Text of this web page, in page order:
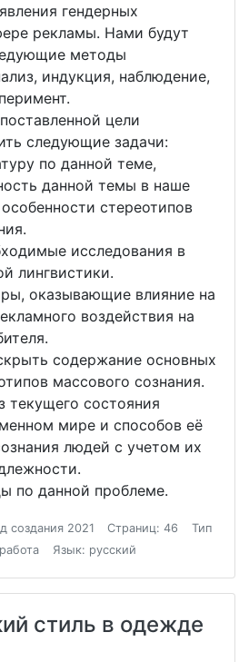
гендерных
рекламы. Нами будут
методы
индукция, наблюдение,
цели
следующие задачи:
по данной теме,
данной темы в наше
стереотипов
исследования в
лингвистики.
оказывающие влияние на
воздействия на
содержание основных
массового сознания.
текущего состояния
мире и способов её
людей с учетом их
по данной проблеме.
создания 2021 Страниц: 46
Тип
Язык: русский
стиль в одежде